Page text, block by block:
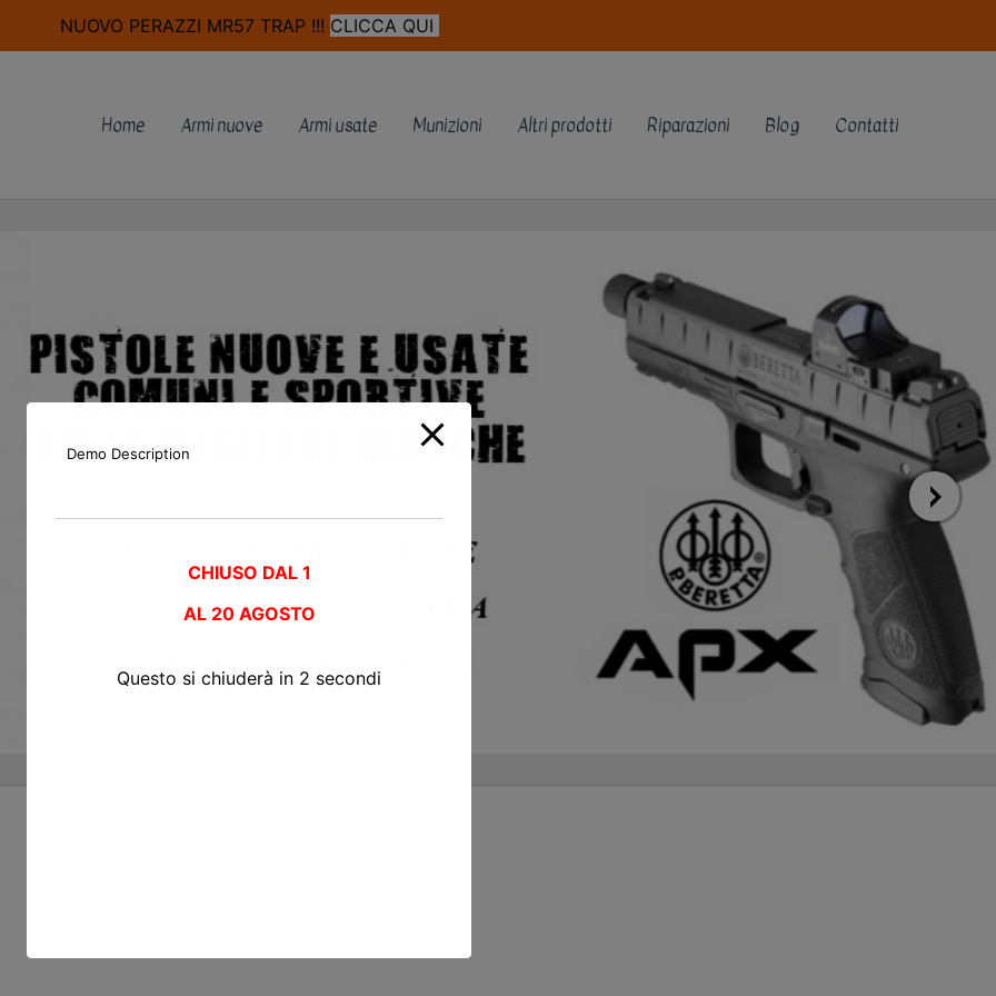
NUOVO PERAZZI MR57 TRAP !!! CLICCA QUI
Home Armi nuove Armi usate Munizioni Altri prodotti Riparazioni Blog Contatti
Demo Description
CHIUSO DAL 1
AL 20 AGOSTO
Questo si chiuderà in 2 secondi